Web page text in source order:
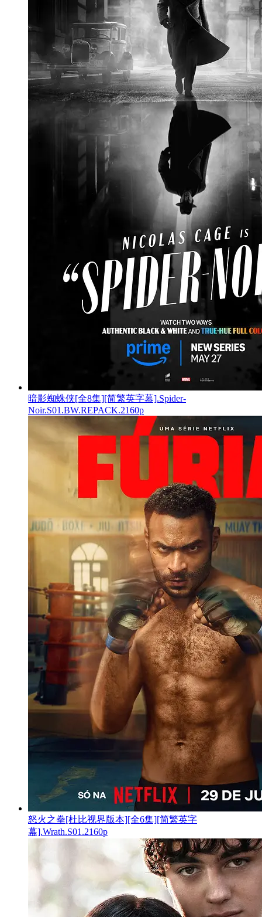
暗影蜘蛛侠[全8集][简繁英字幕].Spider-
Noir.S01.BW.REPACK.2160p
怒火之拳[杜比视界版本][全6集][简繁英字
幕].Wrath.S01.2160p